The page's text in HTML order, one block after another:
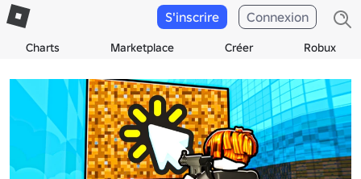
Charts Marketplace Créer Robux
S'inscrire Connexion